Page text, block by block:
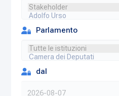
Parlamento
dal